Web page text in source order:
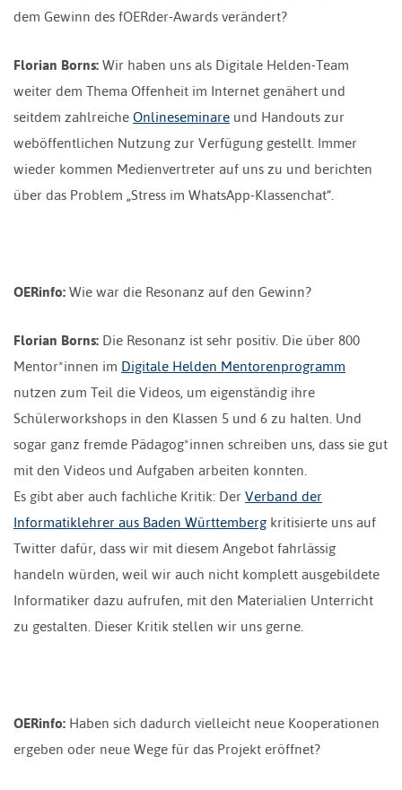
dem Gewinn des fOERder-Awards verändert?
Florian Borns: Wir haben uns als Digitale Helden-Team
weiter dem Thema Offenheit im Internet genähert und
seitdem zahlreiche Onlineseminare und Handouts zur
weböffentlichen Nutzung zur Verfügung gestellt. Immer
wieder kommen Medienvertreter auf uns zu und berichten
über das Problem „Stress im WhatsApp-Klassenchat“.
OERinfo: Wie war die Resonanz auf den Gewinn?
Florian Borns: Die Resonanz ist sehr positiv. Die über 800
Mentor*innen im Digitale Helden Mentorenprogramm
nutzen zum Teil die Videos, um eigenständig ihre
Schülerworkshops in den Klassen 5 und 6 zu halten. Und
sogar ganz fremde Pädagog*innen schreiben uns, dass sie gut
mit den Videos und Aufgaben arbeiten konnten.
Es gibt aber auch fachliche Kritik: Der Verband der
Informatiklehrer aus Baden Württemberg kritisierte uns auf
Twitter dafür, dass wir mit diesem Angebot fahrlässig
handeln würden, weil wir auch nicht komplett ausgebildete
Informatiker dazu aufrufen, mit den Materialien Unterricht
zu gestalten. Dieser Kritik stellen wir uns gerne.
OERinfo: Haben sich dadurch vielleicht neue Kooperationen
ergeben oder neue Wege für das Projekt eröffnet?